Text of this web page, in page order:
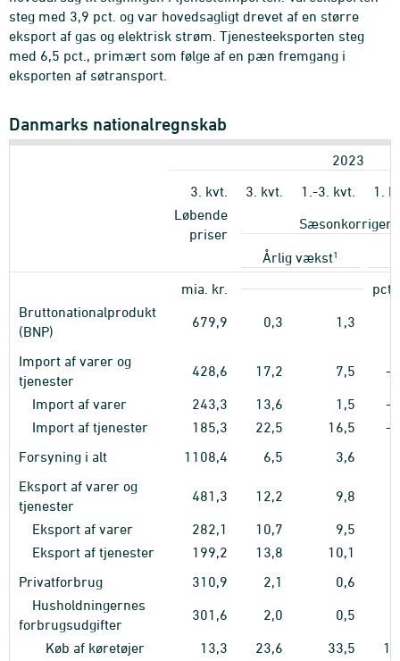
steg med 3,9 pct. og var hovedsagligt drevet af en større
eksport af gas og elektrisk strøm. Tjenesteeksporten steg
med 6,5 pct., primært som følge af en pæn fremgang i
eksporten af søtransport.
Danmarks nationalregnskab
2023
3. kvt.
3. kvt. 1.-3. kvt.
1.
Løbende
priser
Årlig vækst1
mia. kr.
pct.
Bruttonationalprodukt
(BNP)
679,9 0,3 1,3
Import af varer og
tjenester
428,6 17,2 7,5 -
Import af varer 243,3 13,6 1,5
-
Import af tjenester
185,3 22,5 16,5
-
Forsyning i alt
1108,4 6,5 3,6
Eksport af varer og
tjenester
481,3 12,2 9,8
Eksport af varer 282,1 10,7 9,5
Eksport af tjenester
199,2 13,8 10,1
Privatforbrug
310,9 2,1 0,6
Husholdningernes
forbrugsudgifter
301,6 2,0 0,5
Køb af køretøjer 13,3 23,6 33,5